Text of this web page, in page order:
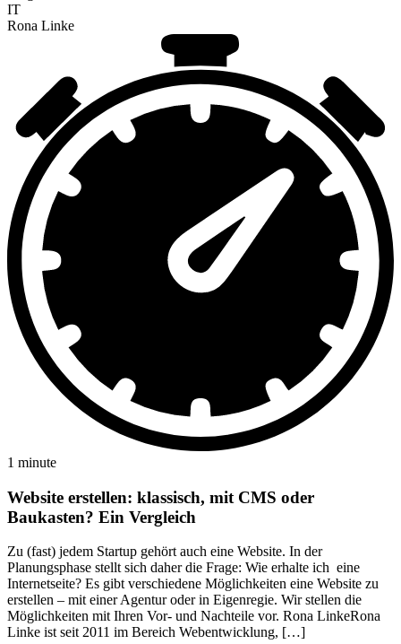
IT
Rona Linke
1 minute
Website erstellen: klassisch, mit CMS oder
Baukasten? Ein Vergleich
Zu (fast) jedem Startup gehört auch eine Website. In der
Planungsphase stellt sich daher die Frage: Wie erhalte ich eine
Internetseite? Es gibt verschiedene Möglichkeiten eine Website zu
erstellen – mit einer Agentur oder in Eigenregie. Wir stellen die
Möglichkeiten mit Ihren Vor- und Nachteile vor. Rona LinkeRona
Linke ist seit 2011 im Bereich Webentwicklung, […]